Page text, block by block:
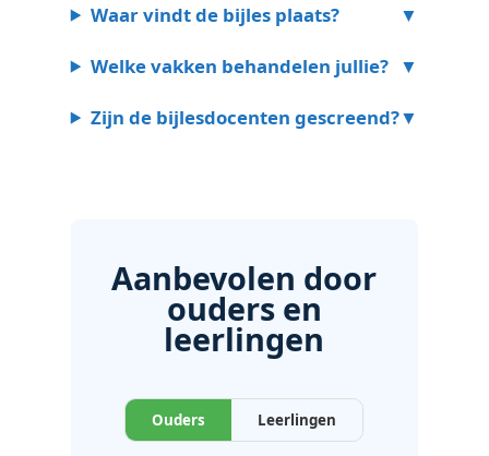
Waar vindt de bijles plaats?
Welke vakken behandelen jullie?
Zijn de bijlesdocenten gescreend?
Aanbevolen door
ouders en
leerlingen
Ouders Leerlingen